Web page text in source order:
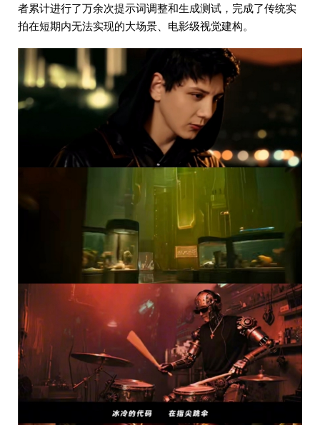
者累计进行了万余次提示词调整和生成测试，完成了传统实
拍在短期内无法实现的大场景、电影级视觉建构。